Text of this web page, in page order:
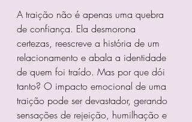
A traição não é apenas uma quebra
de confiança. Ela desmorona
certezas, reescreve a história de um
relacionamento e abala a identidade
de quem foi traído. Mas por que dói
tanto? O impacto emocional de uma
traição pode ser devastador, gerando
sensações de rejeição, humilhação e